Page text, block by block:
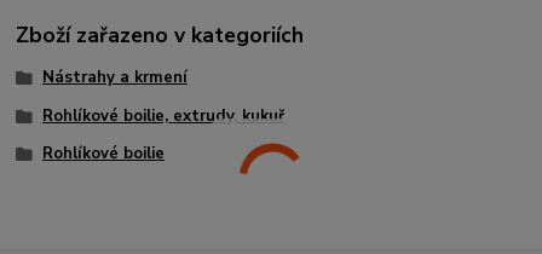
Zboží zařazeno v kategoriích
Nástrahy a krmení
Rohlíkové boilie, extrudy, kukuř
Rohlíkové boilie